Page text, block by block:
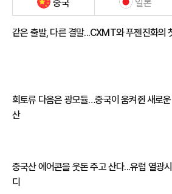
중국 일본
같은 출발, 다른 결말...CXMT와 푸젠진화의
희토류 다음은 광모듈…중국이 움켜쥔 새로
산
중국산 에어콘을 웃돈 주고 산다...유럽 열광
디